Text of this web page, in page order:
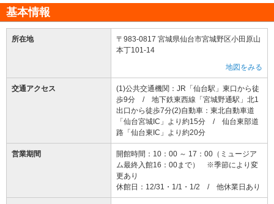
基本情報
所在地
〒983-0817 宮城県仙台市宮城野区小田原山
本丁101-14
地図をみる
交通アクセス
(1)公共交通機関：JR「仙台駅」東口から徒
歩9分 / 地下鉄東西線「宮城野通駅」北1
出口から徒歩7分(2)自動車：東北自動車道
「仙台宮城IC」より約15分 / 仙台東部道
営業期間
開館時間：10：00 ～ 17：00（ミュージア
ム最終入館16：00まで） ※季節により変
更あり
休館日：12/31・1/1・1/2 / 他休業日あり